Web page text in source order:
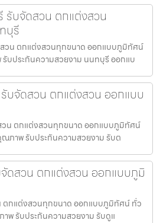
บจัดสวน ตกแต่งสวน
บุรี
วน ตกแต่งสวนทุกขนาด ออกแบบภูมิทัศน์
รับประกันความสวยงาม นนทบุรี ออกแบ
บจัดสวน ตกแต่งสวน ออกแบบ
น ตกแต่งสวนทุกขนาด ออกแบบภูมิทัศน์
ณภาพ รับประกันความสวยงาม รับต
ดสวน ตกแต่งสวน ออกแบบภูมิ
ตกแต่งสวนทุกขนาด ออกแบบภูมิทัศน์ ทั่ว
าพ รับประกันความสวยงาม รับดูแ